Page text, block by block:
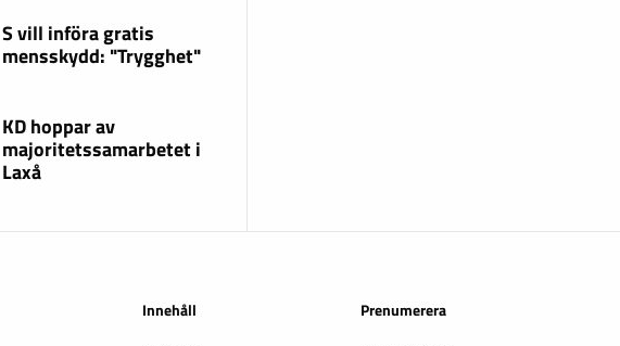
S vill införa gratis
mensskydd: "Trygghet"
KD hoppar av
majoritetssamarbetet i
Laxå
Innehåll Prenumerera